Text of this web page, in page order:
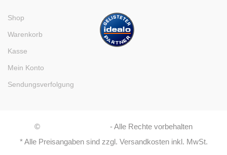
Shop
Warenkorb
Kasse
Mein Konto
Sendungsverfolgung
©
- Alle Rechte vorbehalten
* Alle Preisangaben sind zzgl. Versandkosten inkl. MwSt.